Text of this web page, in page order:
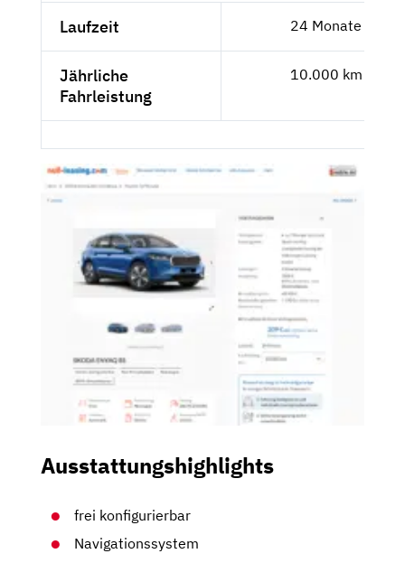
Laufzeit 24 Monate
Jährliche
Fahrleistung
10.000 km
Ausstattungshighlights
frei konfigurierbar
Navigationssystem